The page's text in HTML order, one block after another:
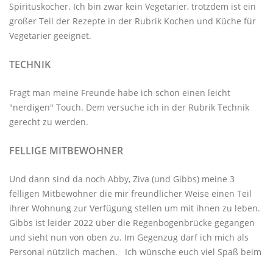
Spirituskocher. Ich bin zwar kein Vegetarier, trotzdem ist ein
großer Teil der Rezepte in der Rubrik Kochen und Küche für
Vegetarier geeignet.
TECHNIK
Fragt man meine Freunde habe ich schon einen leicht
"nerdigen" Touch. Dem versuche ich in der Rubrik Technik
gerecht zu werden.
FELLIGE MITBEWOHNER
Und dann sind da noch Abby, Ziva (und Gibbs) meine 3
felligen Mitbewohner die mir freundlicher Weise einen Teil
ihrer Wohnung zur Verfügung stellen um mit ihnen zu leben.
Gibbs ist leider 2022 über die Regenbogenbrücke gegangen
und sieht nun von oben zu. Im Gegenzug darf ich mich als
Personal nützlich machen. Ich wünsche euch viel Spaß beim